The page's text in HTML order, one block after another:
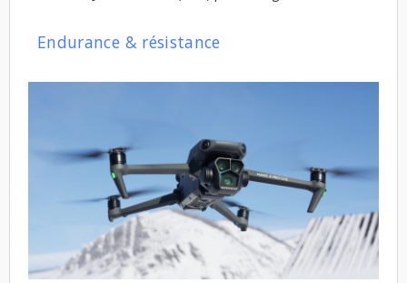
Endurance & résistance